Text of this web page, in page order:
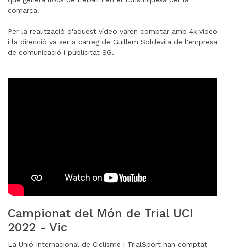
comarca.
Per la realització d'aquest vídeo varen comptar amb 4k video
i la direcció va ser a carreg de Guillem Soldevila de l'empresa
de comunicació i publicitat SG.
Campionat del Món de Trial UCI
2022 - Vic
La Unió Internacional de Ciclisme i TrialSport han comptat